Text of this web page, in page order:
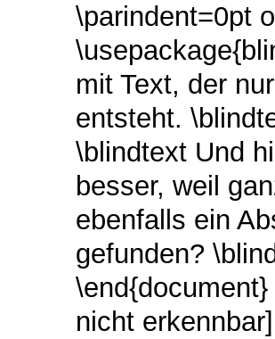
\parindent=0pt
mit Text, der
entsteht.
\blindtext Und
besser, weil
ebenfalls ein
gefunden?
nicht